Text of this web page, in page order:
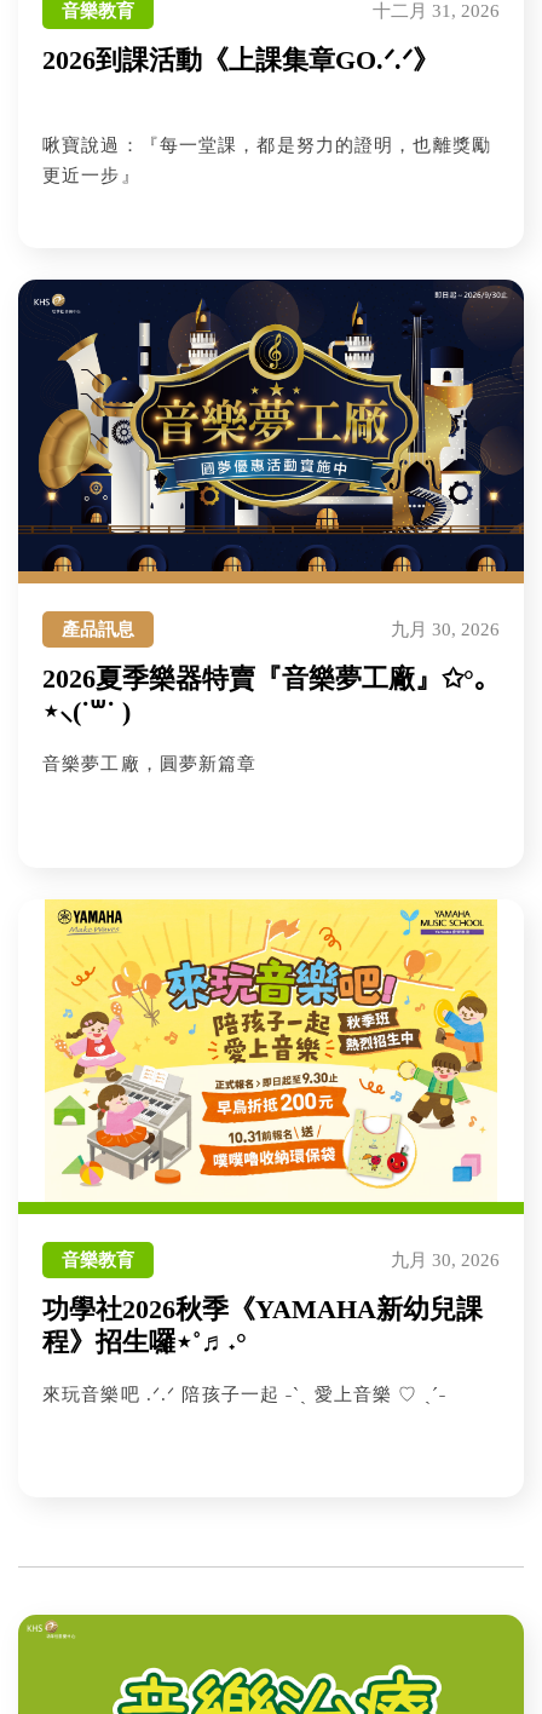
音樂教育 十二月 31, 2026
2026到課活動《上課集章GO.ᐟ.ᐟ》
啾寶說過：『每一堂課，都是努力的證明，也離獎勵
更近一步』
產品訊息 九月 30, 2026
2026夏季樂器特賣『音樂夢工廠』✩°｡
⋆⸜(˙꒳˙ )
音樂夢工廠，圓夢新篇章
音樂教育 九月 30, 2026
功學社2026秋季《YAMAHA新幼兒課
程》招生囉⋆˚♬˖°
來玩音樂吧 .ᐟ.ᐟ 陪孩子一起 ˗ˋˏ 愛上音樂 ♡ ˎˊ˗